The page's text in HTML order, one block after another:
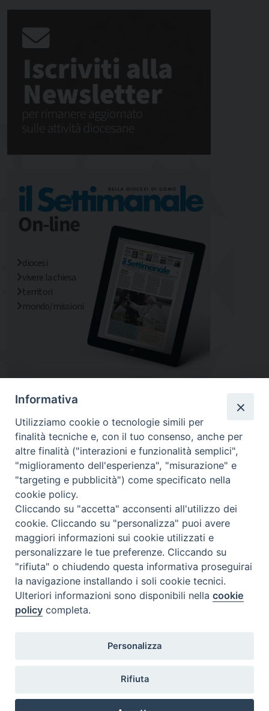
diocesi
vivere la chiesa
territori
mondo/missioni
Diocesi
di Como
Diocesi di Como | piazza Grimoldi, 5
Riproduzione solo con permesso.
Iscriviti alla Newsletter
Informativa
Utilizziamo cookie o tecnologie simili per
finalità tecniche e, con il tuo consenso, anche per
altre finalità ("interazioni e funzionalità semplici",
"miglioramento dell'esperienza", "misurazione" e
"targeting e pubblicità") come specificato nella
cookie policy.
Cliccando su "accetta" acconsenti all'utilizzo dei
cookie. Cliccando su "personalizza" puoi avere
maggiori informazioni sui cookie utilizzati e
personalizzare le tue preferenze. Cliccando su
"rifiuta" o chiudendo questa informativa proseguirai
la navigazione installando i soli cookie tecnici.
Ulteriori informazioni sono disponibili nellacookie
policy completa.
Personalizza
Rifiuta